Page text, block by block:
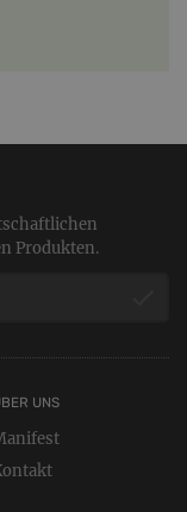
Produkten.
UNS